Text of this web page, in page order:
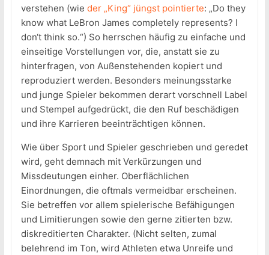
verstehen (wie der „King“ jüngst pointierte: „Do they
know what LeBron James completely represents? I
don‘t think so.“) So herrschen häufig zu einfache und
einseitige Vorstellungen vor, die, anstatt sie zu
hinterfragen, von Außenstehenden kopiert und
reproduziert werden. Besonders meinungsstarke
und junge Spieler bekommen derart vorschnell Label
und Stempel aufgedrückt, die den Ruf beschädigen
und ihre Karrieren beeinträchtigen können.
Wie über Sport und Spieler geschrieben und geredet
wird, geht demnach mit Verkürzungen und
Missdeutungen einher. Oberflächlichen
Einordnungen, die oftmals vermeidbar erscheinen.
Sie betreffen vor allem spielerische Befähigungen
und Limitierungen sowie den gerne zitierten bzw.
diskreditierten Charakter. (Nicht selten, zumal
belehrend im Ton, wird Athleten etwa Unreife und